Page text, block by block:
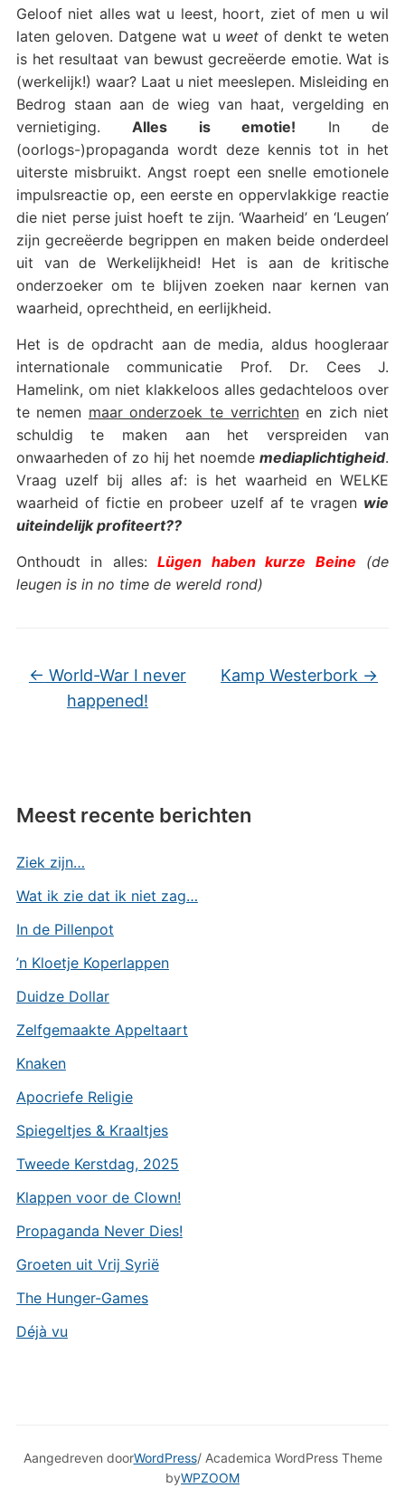
Geloof niet alles wat u leest, hoort, ziet of men u wil
laten geloven. Datgene wat u weet of denkt te weten
is het resultaat van bewust gecreëerde emotie. Wat is
(werkelijk!) waar? Laat u niet meeslepen. Misleiding en
Bedrog staan aan de wieg van haat, vergelding en
vernietiging.Alles is emotie! In de
(oorlogs-)propaganda wordt deze kennis tot in het
uiterste misbruikt. Angst roept een snelle emotionele
impulsreactie op, een eerste en oppervlakkige reactie
die niet perse juist hoeft te zijn. ‘Waarheid’ en ‘Leugen’
zijn gecreëerde begrippen en maken beide onderdeel
uit van de Werkelijkheid! Het is aan de kritische
onderzoeker om te blijven zoeken naar kernen van
waarheid, oprechtheid, en eerlijkheid.
Het is de opdracht aan de media, aldus hoogleraar
internationale communicatie Prof. Dr. Cees J.
Hamelink, om niet klakkeloos alles gedachteloos over
te nemen maar onderzoek te verrichtenen zich niet
schuldig te maken aan het verspreiden van
onwaarheden of zo hij het noemdemediaplichtigheid.
Vraag uzelf bij alles af: is het waarheid en WELKE
waarheid of fictie en probeer uzelf af te vragen wie
uiteindelijk profiteert??
Onthoudt in alles:Lügen haben kurze Beine
(de
leugen is in no time de wereld rond)
← World-War I never
happened!
Kamp Westerbork →
Meest recente berichten
Ziek zijn…
Wat ik zie dat ik niet zag…
In de Pillenpot
’n Kloetje Koperlappen
Duidze Dollar
Zelfgemaakte Appeltaart
Knaken
Apocriefe Religie
Spiegeltjes & Kraaltjes
Tweede Kerstdag, 2025
Klappen voor de Clown!
Propaganda Never Dies!
Groeten uit Vrij Syrië
The Hunger-Games
Déjà vu
Aangedreven doorWordPress/ Academica WordPress Theme
byWPZOOM